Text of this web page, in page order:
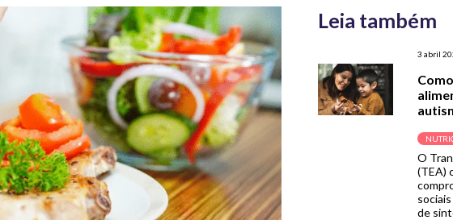
Leia também
3 abril
O
(TEA)
de